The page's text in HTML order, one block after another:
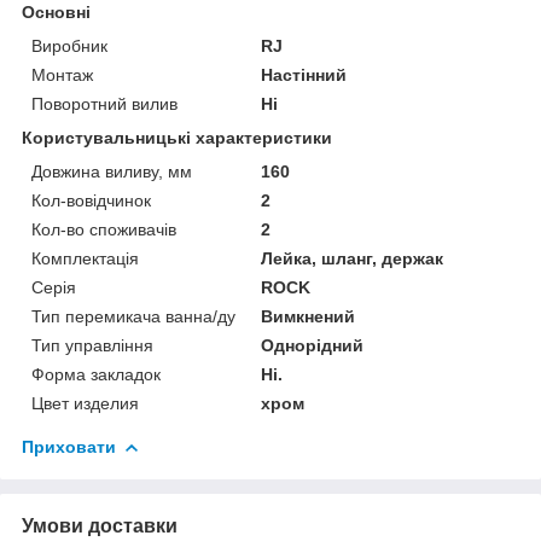
Основні
Виробник
RJ
Монтаж
Настінний
Поворотний вилив
Ні
Користувальницькі характеристики
Довжина виливу, мм
160
Кол-вовідчинок
2
Кол-во споживачів
2
Комплектація
Лейка, шланг, держак
Серія
ROCK
Тип перемикача ванна/ду
Вимкнений
Тип управління
Однорідний
Форма закладок
Ні.
Цвет изделия
хром
Приховати
Умови доставки